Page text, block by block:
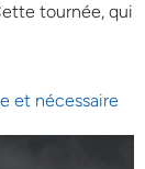
tournée, qui
et nécessaire